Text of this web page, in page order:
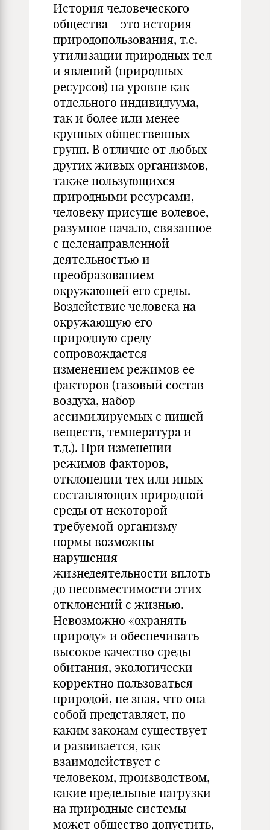
История человеческого
общества – это история
природопользования, т.е.
утилизации природных тел
и явлений (природных
ресурсов) на уровне как
отдельного индивидуума,
так и более или менее
крупных общественных
групп. В отличие от любых
других живых организмов,
также пользующихся
природными ресурсами,
человеку присуще волевое,
разумное начало, связанное
с целенаправленной
деятельностью и
преобразованием
окружающей его среды.
Воздействие человека на
окружающую его
природную среду
сопровождается
изменением режимов ее
факторов (газовый состав
воздуха, набор
ассимилируемых с пищей
веществ, температура и
т.д.). При изменении
режимов факторов,
отклонении тех или иных
составляющих природной
среды от некоторой
требуемой организму
нормы возможны
нарушения
жизнедеятельности вплоть
до несовместимости этих
отклонений с жизнью.
Невозможно «охранять
природу» и обеспечивать
высокое качество среды
обитания, экологически
корректно пользоваться
природой, не зная, что она
собой представляет, по
каким законам существует
и развивается, как
взаимодействует с
человеком, производством,
какие предельные нагрузки
на природные системы
может общество допустить,